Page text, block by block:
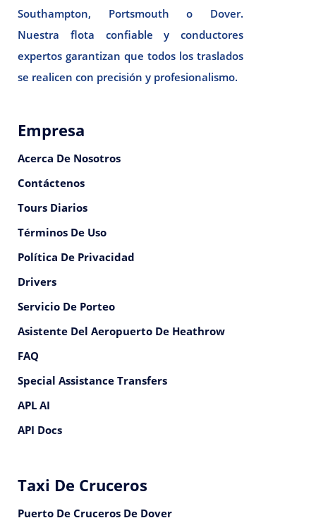
Southampton, Portsmouth o Dover.
Nuestra flota confiable y conductores
expertos garantizan que todos los traslados
se realicen con precisión y profesionalismo.
Empresa
Acerca De Nosotros
Contáctenos
Tours Diarios
Términos De Uso
Política De Privacidad
Drivers
Servicio De Porteo
Asistente Del Aeropuerto De Heathrow
FAQ
Special Assistance Transfers
APL AI
API Docs
Taxi De Cruceros
Puerto De Cruceros De Dover